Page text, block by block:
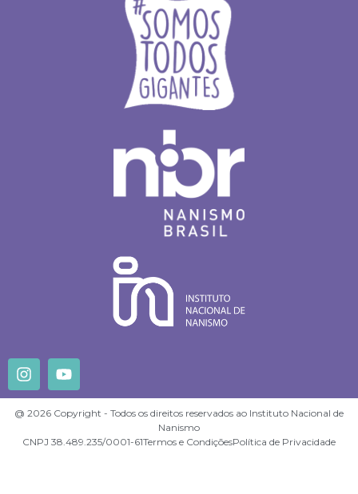
@ 2026 Copyright - Todos os direitos reservados ao Instituto Nacional de
Nanismo
CNPJ 38.489.235/0001-61Termos e CondiçõesPolítica de Privacidade